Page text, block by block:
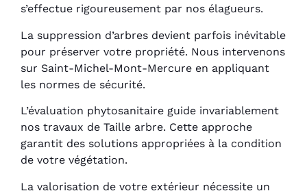
s’effectue rigoureusement par nos élagueurs.
La suppression d’arbres devient parfois inévitable
pour préserver votre propriété. Nous intervenons
sur Saint-Michel-Mont-Mercure en appliquant
les normes de sécurité.
L’évaluation phytosanitaire guide invariablement
nos travaux de Taille arbre. Cette approche
garantit des solutions appropriées à la condition
de votre végétation.
La valorisation de votre extérieur nécessite un